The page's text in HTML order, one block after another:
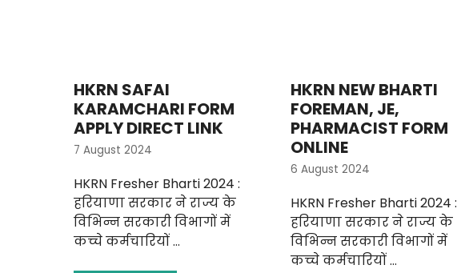
HKRN SAFAI
KARAMCHARI FORM
APPLY DIRECT LINK
7 August 2024
HKRN Fresher Bharti 2024 :
हरियाणा सरकार ने राज्य के
विभिन्न सरकारी विभागों में
कच्चे कर्मचारियों …
HKRN NEW BHARTI
FOREMAN, JE,
PHARMACIST FORM
ONLINE
6 August 2024
HKRN Fresher Bharti 2024 :
हरियाणा सरकार ने राज्य के
विभिन्न सरकारी विभागों में
कच्चे कर्मचारियों …